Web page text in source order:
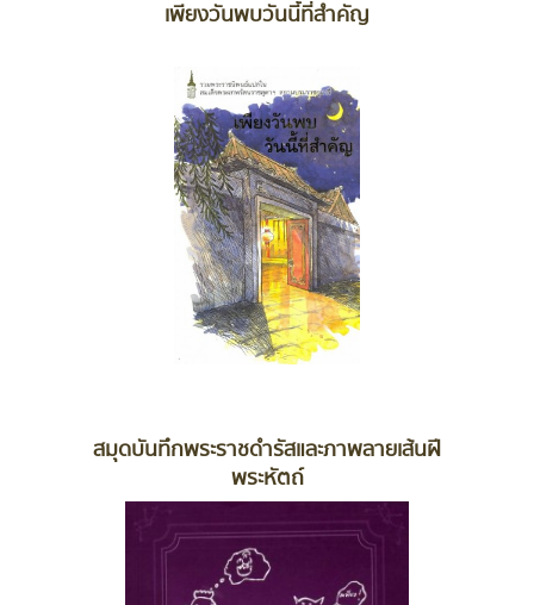
เพียงวันพบวันนี้ที่สำคัญ
สมุดบันทึกพระราชดำรัสและภาพลายเส้นฝี
พระหัตถ์